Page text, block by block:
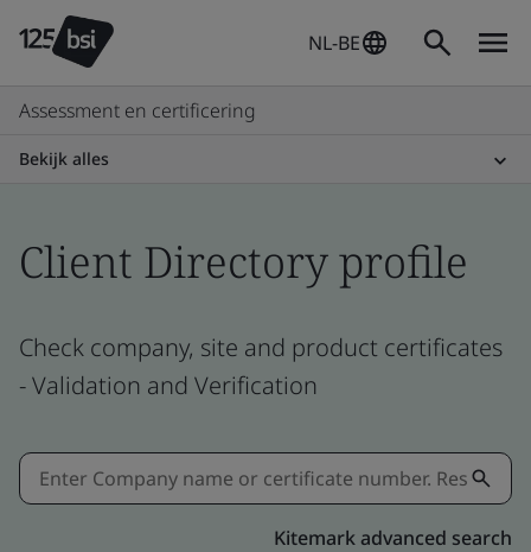
NL-BE
Assessment en certificering
Bekijk alles
Client Directory profile
Check company, site and product certificates
- Validation and Verification
Kitemark advanced search